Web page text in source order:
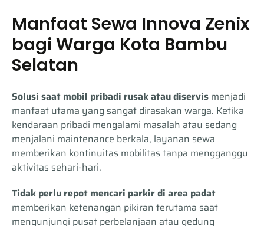
Manfaat Sewa Innova Zenix
bagi Warga Kota Bambu
Selatan
Solusi saat mobil pribadi rusak atau diservis menjadi
manfaat utama yang sangat dirasakan warga. Ketika
kendaraan pribadi mengalami masalah atau sedang
menjalani maintenance berkala, layanan sewa
memberikan kontinuitas mobilitas tanpa mengganggu
aktivitas sehari-hari.
Tidak perlu repot mencari parkir di area padat
memberikan ketenangan pikiran terutama saat
mengunjungi pusat perbelanjaan atau gedung